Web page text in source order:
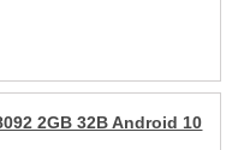
2GB 32B Android 10